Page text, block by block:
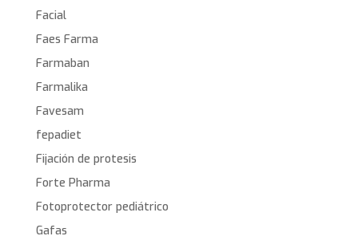
Facial
Faes Farma
Farmaban
Farmalika
Favesam
fepadiet
Fijación de protesis
Forte Pharma
Fotoprotector pediátrico
Gafas